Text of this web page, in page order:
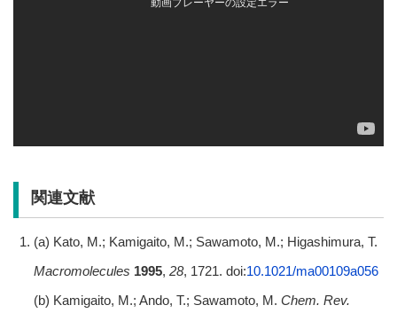
関連文献
(a) Kato, M.; Kamigaito, M.; Sawamoto, M.; Higashimura, T.
Macromolecules 1995, 28, 1721. doi:10.1021/ma00109a056
(b) Kamigaito, M.; Ando, T.; Sawamoto, M. Chem. Rev.